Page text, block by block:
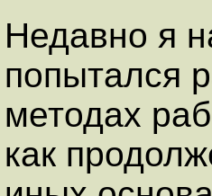
Недавно я
попытался
методах
как